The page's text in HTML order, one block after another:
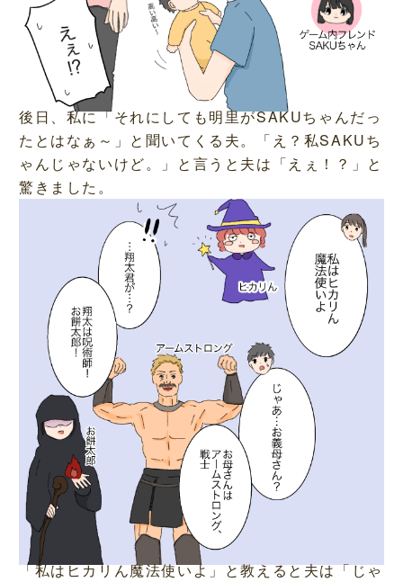
後日、私に「それにしても明里がSAKUちゃんだっ
たとはなぁ～」と聞いてくる夫。「え？私SAKUち
ゃんじゃないけど。」と言うと夫は「えぇ！？」と
驚きました。
「私はヒカリん魔法使いよ」と教えると夫は「じゃ